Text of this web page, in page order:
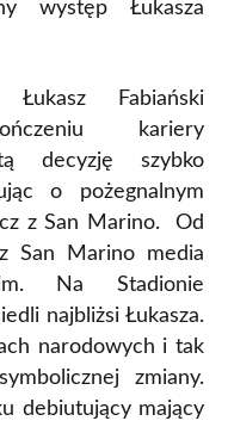
występ Łukasza
Fabiański
kariery
decyzję szybko
o pożegnalnym
z San Marino. Od
San Marino media
Na Stadionie
najbliżsi Łukasza.
narodowych i tak
zmiany.
debiutujący mający